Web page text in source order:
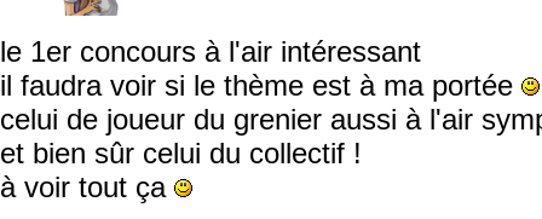
le 1er concours à l'air intéressant
il faudra voir si le thème est à ma portée
celui de joueur du grenier aussi à l'air
et bien sûr celui du collectif !
à voir tout ça